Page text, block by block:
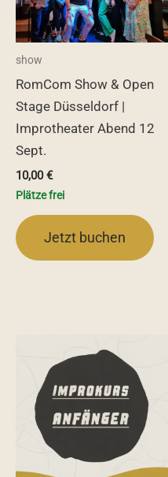
show
RomCom Show & Open
Stage Düsseldorf |
Improtheater Abend 12
Sept.
10,00€
Plätze frei
Jetzt buchen